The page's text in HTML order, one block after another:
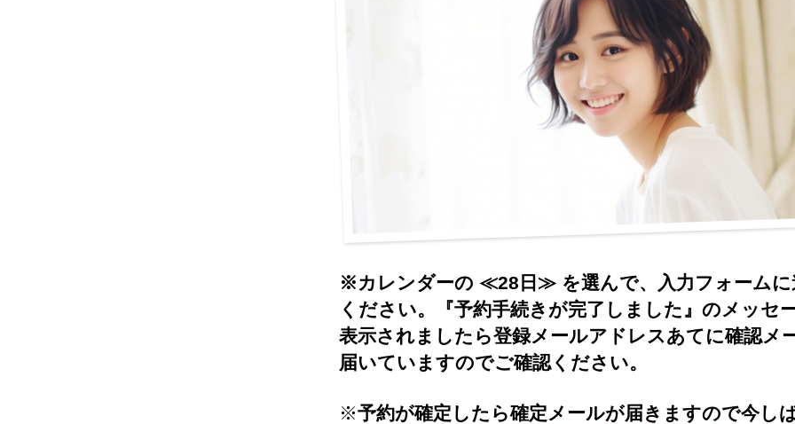
※カレンダーの ≪28日≫ を選んで、入力フォームに
ください。『予約手続きが完了しました』のメッセ
表示されましたら登録メールアドレスあてに確認メ
届いていますのでご確認ください。
※予約が確定したら確定メールが届きますので今し